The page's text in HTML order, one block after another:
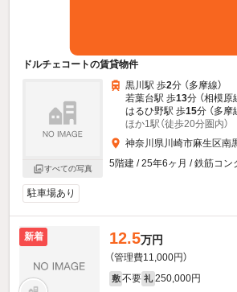
ドルチェコートの賃貸物件
すべての写真
黒川駅 歩2分 （多摩線）
若葉台駅 歩13分 （相模原
はるひ野駅 歩15分 （多摩
ほか1駅（徒歩20分圏内）
神奈川県川崎市麻生区南
5階建 / 25年6ヶ月 / 鉄筋コン
駐車場あり
新着 12.5万円
（管理費11,000円）
敷 不要 礼 250,000円